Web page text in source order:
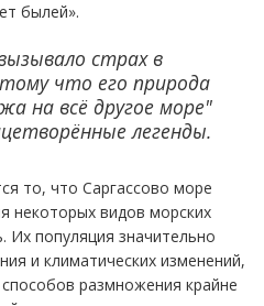
былей».
страх в
что его природа
на всё другое море"
легенды.
то, что Саргассово море
некоторых видов морских
Их популяция значительно
и климатических изменений,
размножения крайне